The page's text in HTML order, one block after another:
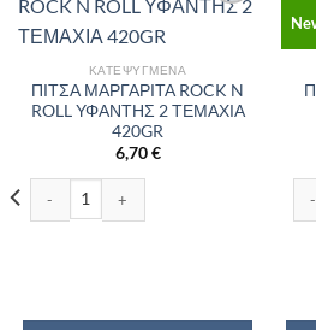
ΚΑΤΕΨΥΓΜΈΝΑ
ΠΙΤΣΑ ΜΑΡΓΑΡΙΤΑ ROCK N
ROLL ΥΦΑΝΤΗΣ 2 ΤΕΜΑΧΙΑ
420GR
6,70€
ΠΙΤΣΑ ΜΑΡΓΑΡΙΤΑ ROCK N ROLL
PIZZA 700GR ποσότητα